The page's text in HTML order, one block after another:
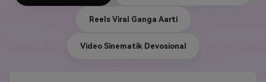
Reels Viral Ganga Aarti
Video Sinematik Devosional